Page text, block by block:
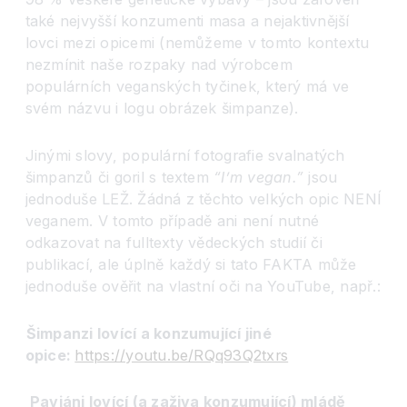
také nejvyšší konzumenti masa a nejaktivnější
lovci mezi opicemi (nemůžeme v tomto kontextu
nezmínit naše rozpaky nad výrobcem
populárních veganských tyčinek, který má ve
svém názvu i logu obrázek šimpanze).
Jinými slovy, populární fotografie svalnatých
šimpanzů či goril s textem “I’m vegan.” jsou
jednoduše LEŽ. Žádná z těchto velkých opic NENÍ
veganem. V tomto případě ani není nutné
odkazovat na fulltexty vědeckých studií či
publikací, ale úplně každý si tato FAKTA může
jednoduše ověřit na vlastní oči na YouTube, např.:
Šimpanzi lovící a konzumující jiné
opice: https://youtu.be/RQq93Q2txrs
Paviáni lovící (a zaživa konzumující) mládě